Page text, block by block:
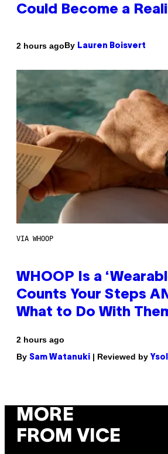
Could Become a
2 hours agoBy Lauren Boisvert
VIA WHOOP
WHOOP Is a
Counts Your Steps
What to Do With
2 hours ago
By Sam Watanuki | Reviewed by
MORE
FROM VICE